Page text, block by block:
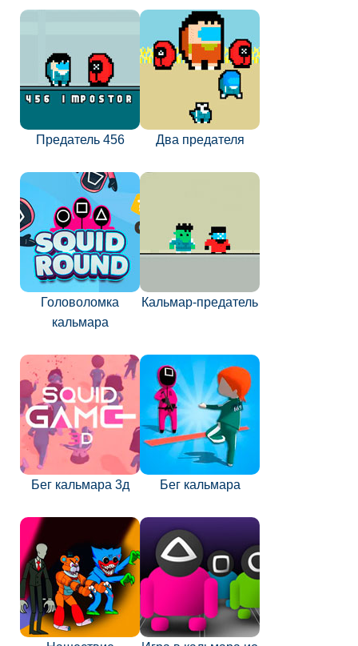
Предатель 456 Два предателя
Головоломка
кальмара
Кальмар-предатель
Бег кальмара 3д Бег кальмара